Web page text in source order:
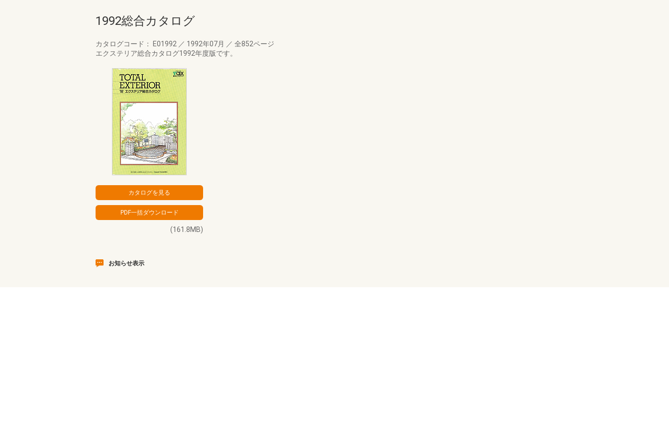
1992総合カタログ
カタログコード： E01992 ／ 1992年07月 ／ 全852ページ
エクステリア総合カタログ1992年度版です。
(161.8MB)
お知らせ表示